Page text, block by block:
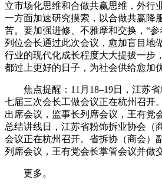
立市场化思维和合做共赢思维，外行
一方面加速研究摸索，以合做共赢降
苦。要加强进修、不雅摩和交换，“
列位会长通过此次会议，愈加盲目地
行业的现代化成长程度大大提拔一步
都过上更好的日子，为社会供给愈加
焦点提醒：11月18–19日，江苏省
七届三次会长工做会议正在杭州召开
出席会议，监事长列席会议，王有党
总结讲线日，江苏省粉饰拆业协会（
会议正在杭州召开。省拆协（商会）
列席会议，王有党会长掌管会议并做
更多。